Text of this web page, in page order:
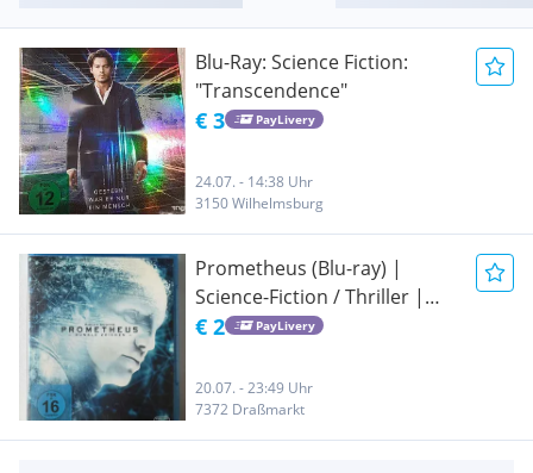
Blu-Ray: Science Fiction:
"Transcendence"
€ 3 PayLivery
24.07. - 14:38 Uhr
3150 Wilhelmsburg
Prometheus (Blu-ray) |
Science-Fiction / Thriller |
Gebraucht
€ 2 PayLivery
20.07. - 23:49 Uhr
7372 Draßmarkt